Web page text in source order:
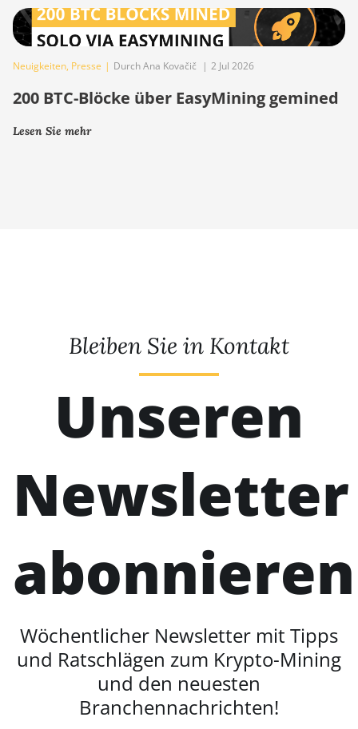
Neuigkeiten, Presse | Durch Ana Kovačič | 2 Jul 2026
200 BTC-Blöcke über EasyMining gemined
Lesen Sie mehr
Bleiben Sie in Kontakt
Unseren
Newsletter
abonnieren
Wöchentlicher Newsletter mit Tipps
und Ratschlägen zum Krypto-Mining
und den neuesten
Branchennachrichten!